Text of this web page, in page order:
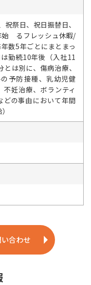
祭日、祝日振替日、
始 るフレッシュ休暇/
数5年ごとにまとまっ
勤続10年後（入社11
は別に、傷病治療、
予防接種、乳幼児健
妊治療、ボランティ
どの事由において年間
合わせ